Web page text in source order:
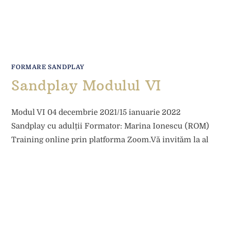
FORMARE SANDPLAY
Sandplay Modulul VI
Modul VI 04 decembrie 2021/15 ianuarie 2022
Sandplay cu adulții Formator: Marina Ionescu (ROM)
Training online prin platforma Zoom.Vă invităm la al